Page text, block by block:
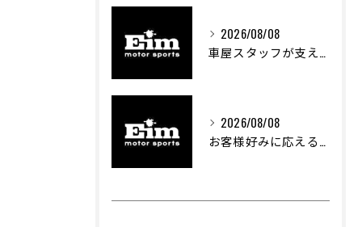
2026/08/08
車屋スタッフが支える車両カスタムの魅力と技術進化
2026/08/08
お客様好みに応える中古車選びのポイント